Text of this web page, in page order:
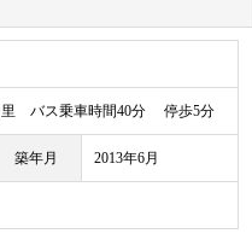
バス乗車時間40分 停歩5分
築年月 2013年6月